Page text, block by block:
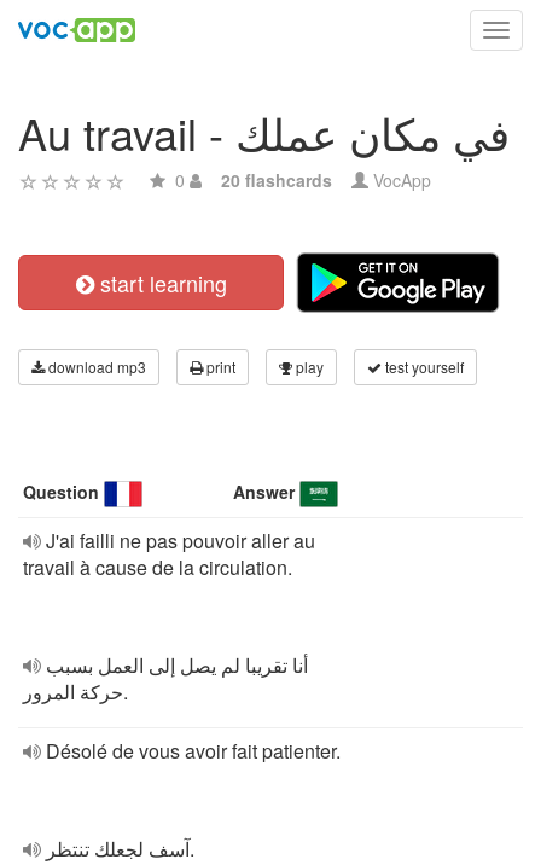
Au travail - في مكان عملك
0 20 flashcards VocApp
start learning
download mp3 print play test yourself
Question Answer
J'ai failli ne pas pouvoir aller au
travail à cause de la circulation.
أنا تقريبا لم يصل إلى العمل بسبب
حركة المرور.
Désolé de vous avoir fait patienter.
آسف لجعلك تنتظر.